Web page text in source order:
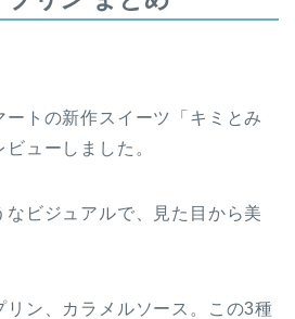
トの新作スイーツ「キミとみ
ューしました。
なビジュアルで、見た目から美
リン、カラメルソース。この3種